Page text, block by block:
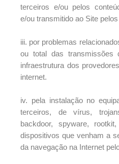
terceiros e/ou pelos
e/ou transmitido ao Site
iii. por problemas
ou total das transmissões
infraestrutura dos
internet.
iv. pela instalação no
terceiros, de vírus,
backdoor, spyware,
dispositivos que venham a
da navegação na Internet